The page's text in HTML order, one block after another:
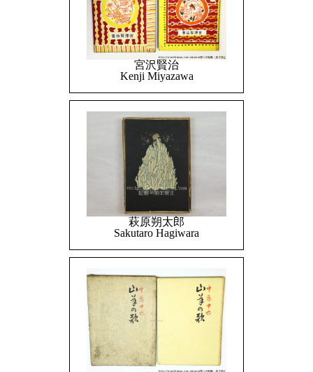
宮沢賢治
Kenji Miyazawa
萩原朔太郎
Sakutaro Hagiwara